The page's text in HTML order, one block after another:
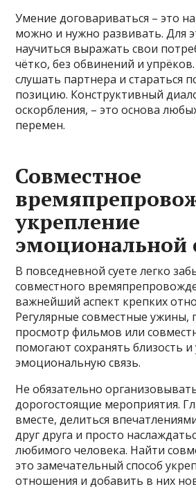
Умение договариваться – это
можно и нужно развивать. Для
научиться выражать свои
чётко, без обвинений и
слушать партнера и стараться
позицию. Конструктивный
оскорбления, – это основа
перемен.
Совместное
укрепление
эмоциональной
В повседневной суете легко
совместного
важнейший аспект крепких
Регулярные совместные ужины,
просмотр фильмов или
помогают сохранять близость и
эмоциональную связь.
Не обязательно
дорогостоящие мероприятия.
вместе, делиться
друг друга и просто
любимого человека. Найти
это замечательный способ
отношения и добавить в них